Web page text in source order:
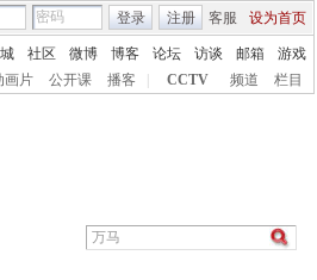
客服 设为首页
登录 注册
社区 微博 博客 论坛 访谈 邮箱
游戏
画片 公开课 播客 CCTV 频道 栏目